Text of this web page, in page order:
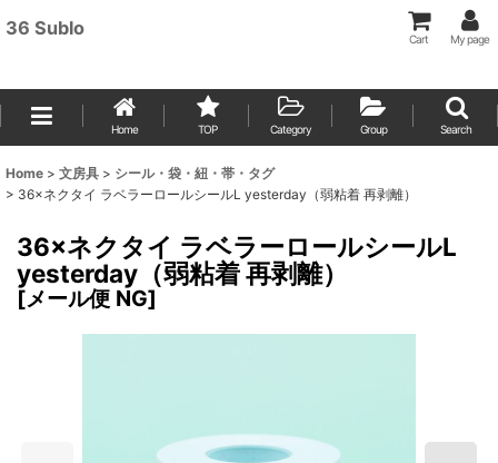
36 Sublo
Cart My page
Home TOP Category Group Search
Home > 文房具 > シール・袋・紐・帯・タグ
> 36×ネクタイ ラベラーロールシールL yesterday（弱粘着 再剥離）
36×ネクタイ ラベラーロールシールL
yesterday（弱粘着 再剥離）
[メール便 NG]